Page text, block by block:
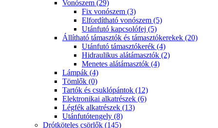
Vonószem (29)
Fix vonószem (3)
Elfordítható vonószem (5)
Utánfutó kapcsolófej (5)
Állítható támasztók és támasztókerekek (20)
Utánfutó támasztókerék (4)
Hidraulikus alátámasztók (2)
Menetes alátámasztók (4)
Lámpák (4)
Tömlők (0)
Tartók és csuklópántok (12)
Elektronikai alkatrészek (6)
Légfék alkatrészek (13)
Utánfutótengely (8)
Drótköteles csörlők (145)